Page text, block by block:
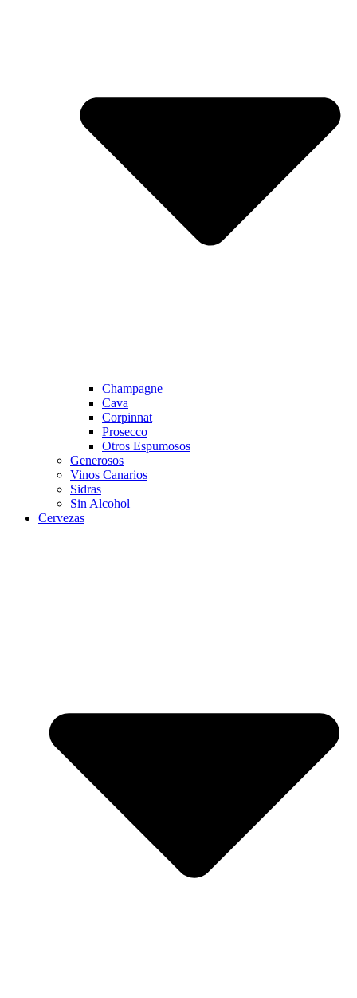
Champagne
Cava
Corpinnat
Prosecco
Otros Espumosos
Generosos
Vinos Canarios
Sidras
Sin Alcohol
Cervezas